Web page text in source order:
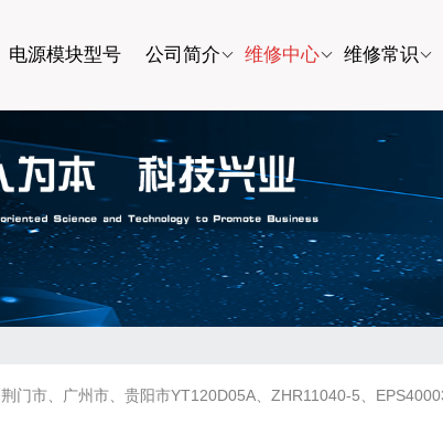
电源模块型号 公司简介 维修中心 维修常识
荆门市、广州市、贵阳市YT120D05A、ZHR11040-5、